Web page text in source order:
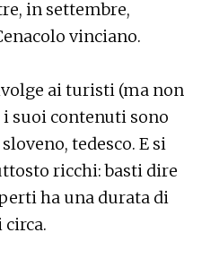
in settembre,
vinciano.
ai turisti (ma non
suoi contenuti sono
tedesco. E si
ricchi: basti dire
ha una durata di